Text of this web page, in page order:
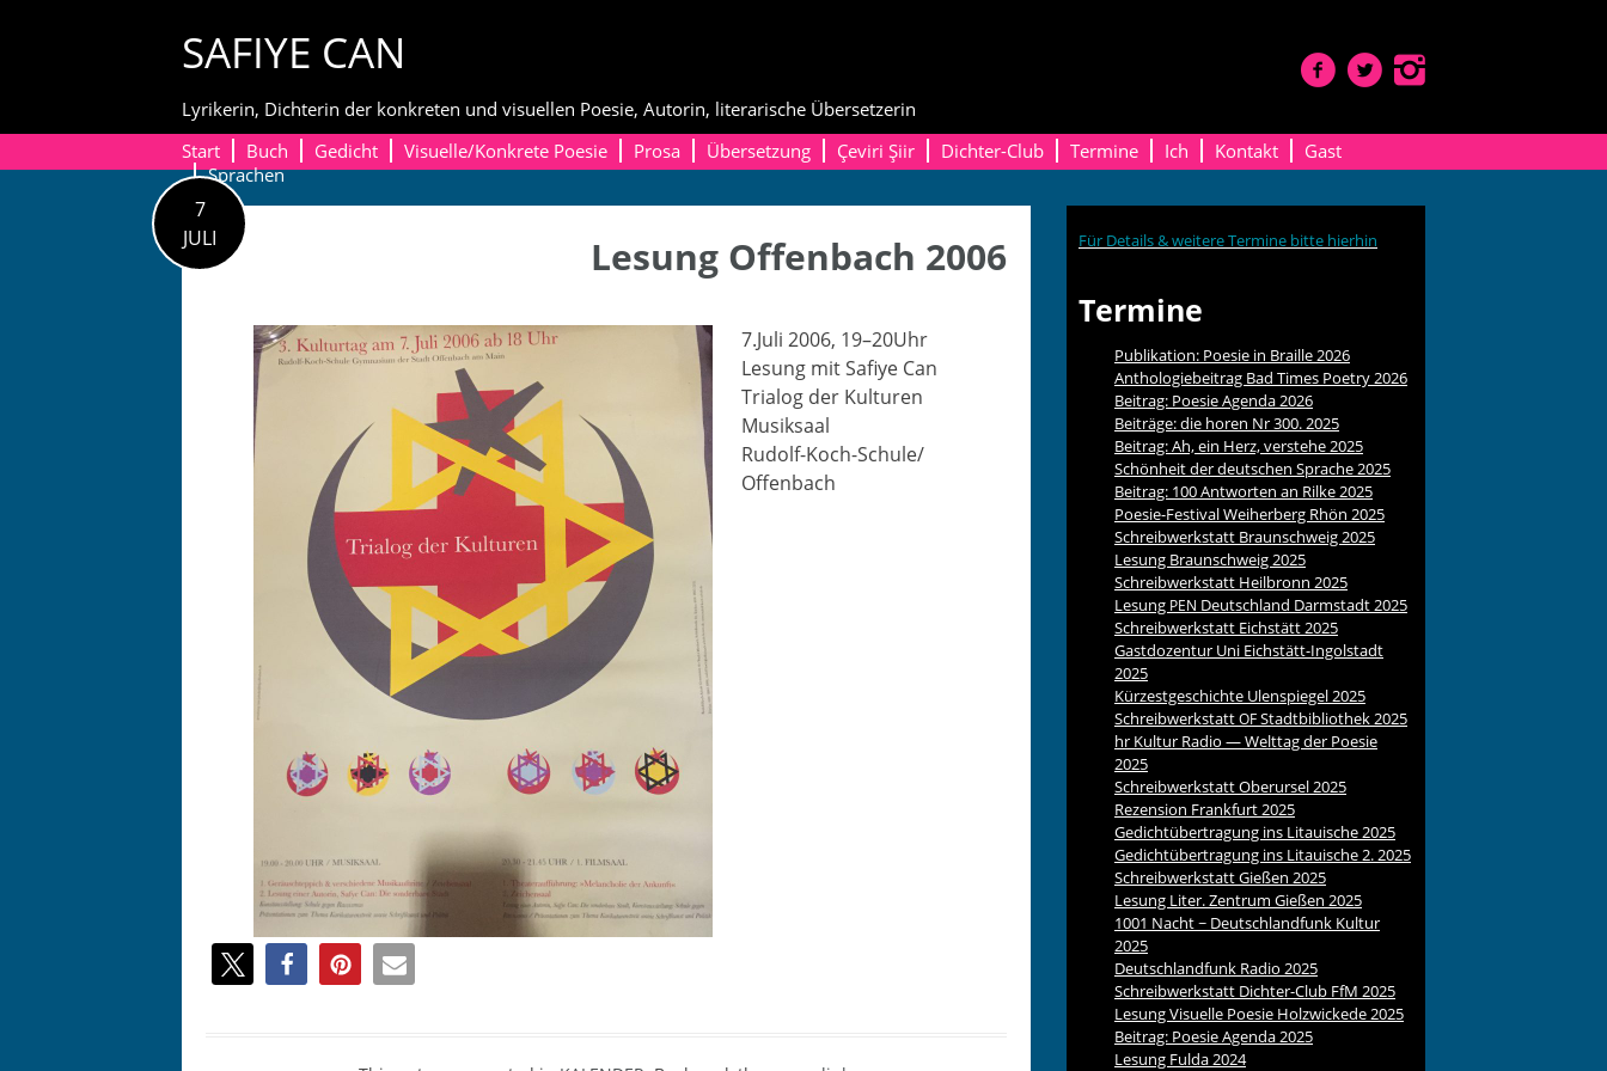
SAFIYE CAN
Lyrikerin, Dichterin der konkreten und visuellen Poesie, Autorin, literarische Übersetzerin
Start
Buch Gedicht Visuelle/Konkrete Poesie Prosa Übersetzung Çeviri Şiir Dichter-Club Termine Ich Kontakt
Gast
Sprachen
7
JULI
Lesung Offenbach 2006
7.Juli 2006, 19–20Uhr
Lesung mit Safiye Can
Tri­a­log der Kulturen
Musiksaal
Rudolf-Koch-Schule/
Offenbach
Für Details & weitere Termine bitte hierhin
Termine
Publikation: Poesie in Braille 2026
Anthologiebeitrag Bad Times Poetry 2026
Beitrag: Poesie Agenda 2026
Beiträge: die horen Nr 300. 2025
Beitrag: Ah, ein Herz, verstehe 2025
Schönheit der deutschen Sprache 2025
Beitrag: 100 Antworten an Rilke 2025
Poesie-Festival Weiherberg Rhön 2025
Schreibwerkstatt Braunschweig 2025
Lesung Braunschweig 2025
Schreibwerkstatt Heilbronn 2025
Lesung PEN Deutschland Darmstadt 2025
Schreibwerkstatt Eichstätt 2025
Gastdozentur Uni Eichstätt-Ingolstadt
2025
Kürzestgeschichte Ulenspiegel 2025
SchreibwerkstattOFStadtbibliothek 2025
hr Kultur Radio — Welttag der Poesie
2025
Schreibwerkstatt Oberursel 2025
Rezension Frankfurt 2025
Gedichtübertragung ins Litauische 2025
Gedichtübertragung ins Litauische 2. 2025
Schreibwerkstatt Gießen 2025
Lesung Liter. Zentrum Gießen 2025
1001 Nacht ~ Deutschlandfunk Kultur
2025
Deutschlandfunk Radio 2025
Schreibwerkstatt Dichter-Club FfM 2025
Lesung Visuelle Poesie Holzwickede 2025
Beitrag: Poesie Agenda 2025
Lesung Fulda 2024